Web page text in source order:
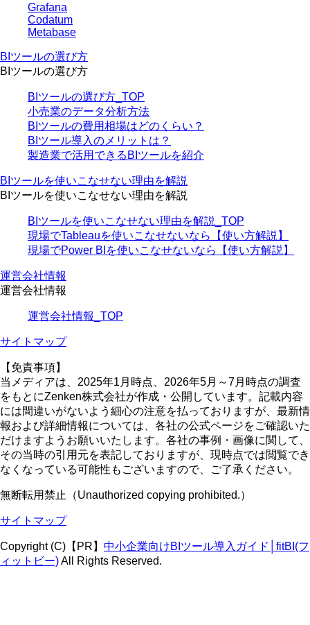
Grafana
Codatum
Metabase
BIツールの選び方
BIツールの選び方
BIツールの選び方_TOP
小売業のデータ分析方法
BIツールの費用相場はどのくらい？
BIツール導入のメリットは？
製造業で活用できるBIツールを紹介
BIツールを使いこなせない理由を解説
BIツールを使いこなせない理由を解説
BIツールを使いこなせない理由を解説_TOP
現場でTableauを使いこなせないなら【使い方解説】
現場でPower BIを使いこなせないなら【使い方解説】
運営会社情報
運営会社情報
運営会社情報_TOP
サイトマップ
【免責事項】
当メディアは、2025年1月時点、2026年5月～7月時点の調査
をもとにZenken株式会社が作成・公開しています。記載内容
には間違いがないよう細心の注意を払っておりますが、最新情
報および詳細情報については、各社の公式ページをご確認いた
だけますようお願いいたします。各社の事例・画像に関して、
その当時の引用元を表記しておりますが、現時点では閲覧でき
なくなっている可能性もございますので、ご了承ください。
無断転用禁止（Unauthorized copying prohibited.）
サイトマップ
Copyright (C)【PR】 中小企業向けBIツール導入ガイド│fitBI(フ
ィットビー)All Rights Reserved.